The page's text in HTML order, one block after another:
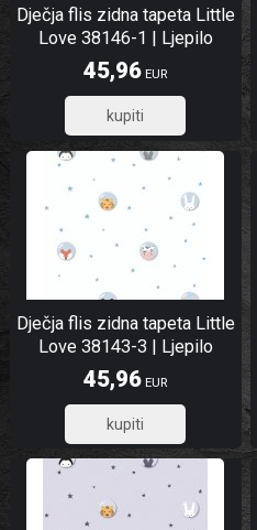
Dječja flis zidna tapeta Little
Love 38146-1 | Ljepilo
besplatno
45,96 EUR
36,77
Dječja flis zidna tapeta Little
Love 38143-3 | Ljepilo
besplatno
45,96 EUR
36,77